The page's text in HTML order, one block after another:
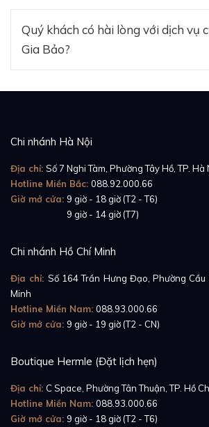
Quý khách có hài lòng với dịch vụ
Gia Bảo?
Chi nhánh Hà Nội
Địa chỉ: Số 7 Nghi Tàm, Phường Tây Hồ, TP. Hà
Hotline Miền Bắc: 088.92.000.66
Giờ mở cửa: 9 giờ - 18 giờ (T2 - T6)
9 giờ - 14 giờ (T7)
Chi nhánh Hồ Chí Minh
Địa chỉ: Số 164 Trần Hưng Đạo, Phường Cầu
Minh
Hotline Miền Nam: 088.93.000.66
Giờ mở cửa: 9 giờ - 19 giờ (T2 - CN)
Boutique Hermle (Đặt lịch hẹn)
Địa chỉ: C Space, Phường Tân Thuận, TP. Hồ
Hotline Miền Nam: 088.93.000.66
Giờ mở cửa: 9 giờ - 18 giờ (T2 - T6)